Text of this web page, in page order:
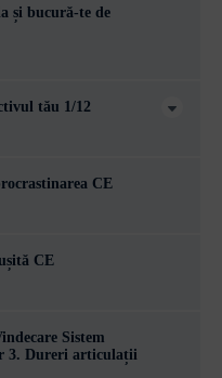
și bucură-te de
tău 1/12
CE
CE
Sistem
3. Dureri articulații